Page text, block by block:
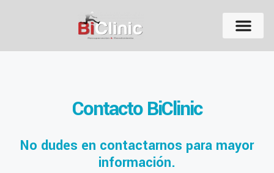
Contacto BiClinic
No dudes en contactarnos para mayor
información.